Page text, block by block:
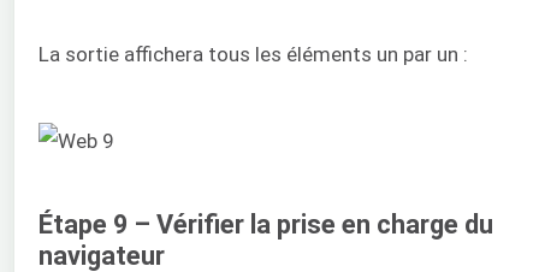
La sortie affichera tous les éléments un par un :
Étape 9 – Vérifier la prise en charge du
navigateur